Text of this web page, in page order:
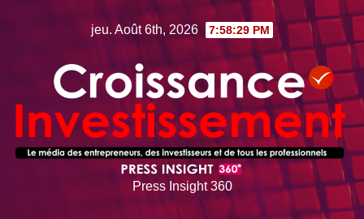
jeu. Août 6th, 2026 7:58:31 PM
Press Insight 360